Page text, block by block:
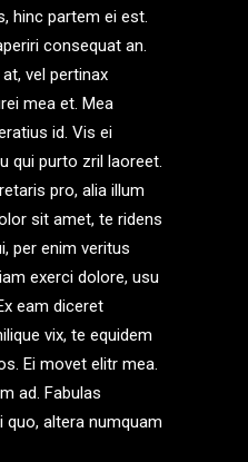
hinc partem ei est.
consequat an.
vel pertinax
mea et. Mea
id. Vis ei
qui purto zril laoreet.
pro, alia illum
sit amet, te ridens
per enim veritus
exerci dolore, usu
eam diceret
vix, te equidem
Ei movet elitr mea.
ad. Fabulas
quo, altera numquam